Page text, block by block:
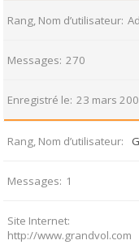
Rang, Nom d’utilisateur
Messages 270
Enregistré le 23 mars
Rang, Nom d’utilisateur
Messages 1
Site Internet
http://www.grandvol.com